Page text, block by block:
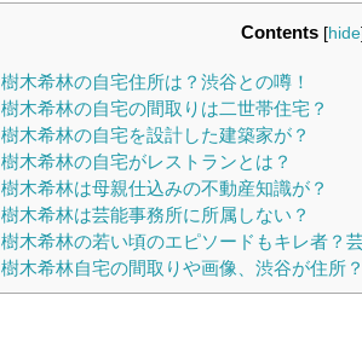
Contents [hide]
樹木希林の自宅住所は？渋谷との噂！
樹木希林の自宅の間取りは二世帯住宅？
樹木希林の自宅を設計した建築家が？
樹木希林の自宅がレストランとは？
樹木希林は母親仕込みの不動産知識が？
樹木希林は芸能事務所に所属しない？
樹木希林の若い頃のエピソードもキレ者？
樹木希林自宅の間取りや画像、渋谷が住所